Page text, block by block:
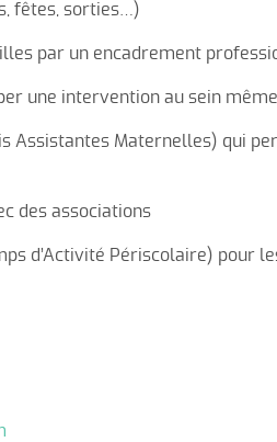
fêtes, sorties…)
par un encadrement
une intervention au sein
Assistantes Maternelles) qui
des associations
d’Activité Périscolaire) pour